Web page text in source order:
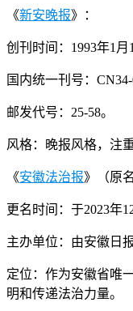
《新安晚报》：
创刊时间：1993年1月1
国内统一刊号：CN34-
邮发代号：25-58。
风格：晚报风格，注
《安徽法治报》（原
更名时间：于2023年
主办单位：由安徽日
定位：作为安徽省唯
明和传递法治力量。